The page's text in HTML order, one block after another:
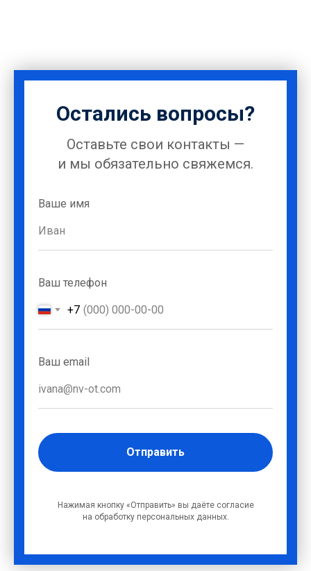
Остались вопросы?
Оставьте свои контакты —
и мы обязательно свяжемся.
Ваше имя
Иван
Ваш телефон
+7
Ваш email
ivana@nv-ot.com
Отправить
Нажимая кнопку «Отправить» вы даёте согласие
на обработку персональных данных.